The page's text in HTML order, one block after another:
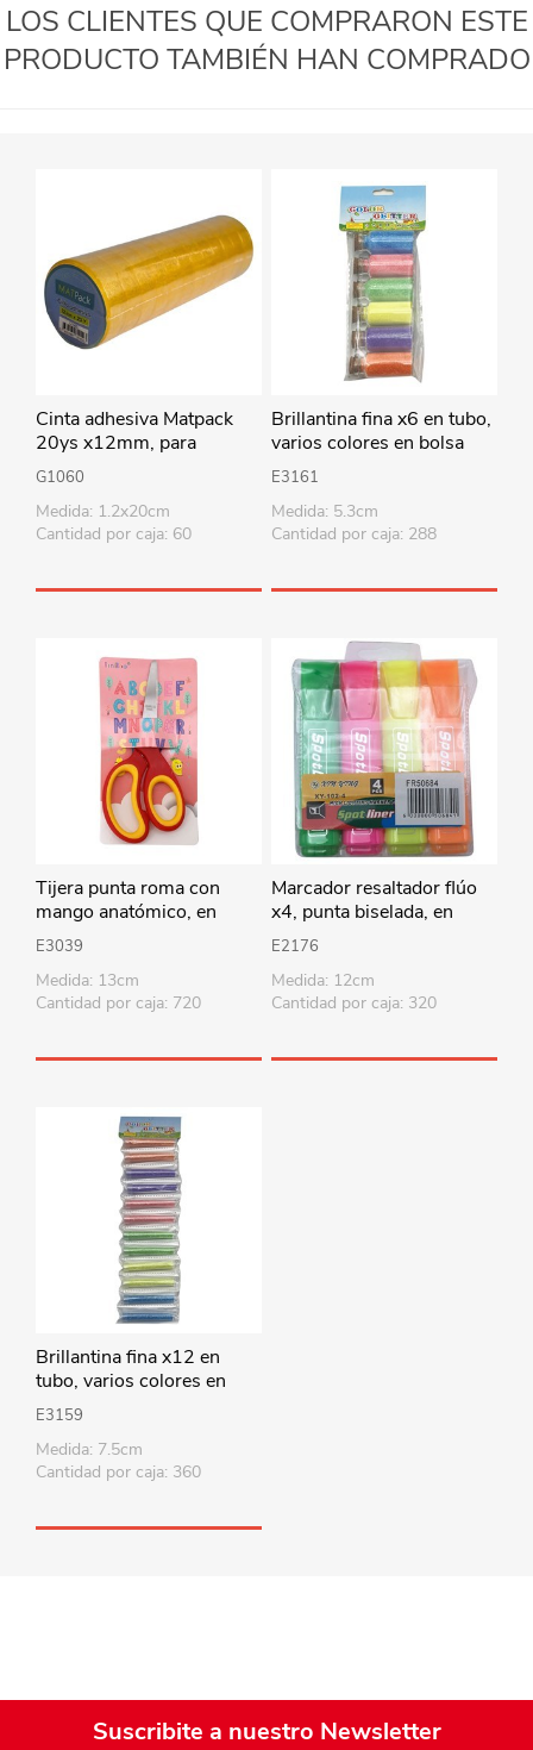
LOS CLIENTES QUE COMPRARON ESTE
PRODUCTO TAMBIÉN HAN COMPRADO
Cinta adhesiva Matpack
20ys x12mm, para
cintero, PACK x12 rollos
G1060
Medida: 1.2x20cm
Cantidad por caja: 60
Brillantina fina x6 en tubo,
varios colores en bolsa
E3161
Medida: 5.3cm
Cantidad por caja: 288
Tijera punta roma con
mango anatómico, en
cartón, varios colores
E3039
Medida: 13cm
Cantidad por caja: 720
Marcador resaltador flúo
x4, punta biselada, en
estuche de PVC
E2176
Medida: 12cm
Cantidad por caja: 320
Brillantina fina x12 en
tubo, varios colores en
bolsa
E3159
Medida: 7.5cm
Cantidad por caja: 360
Suscribite a nuestro Newsletter